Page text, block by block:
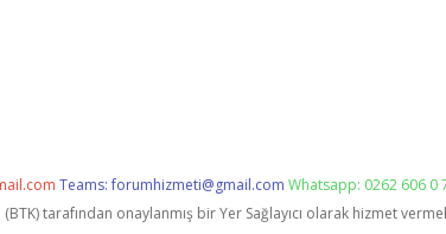
Teams:forumhizmeti@gmail.com Whatsapp: 0262 606 0
tarafından onaylanmış bir Yer Sağlayıcı olarak hizmet